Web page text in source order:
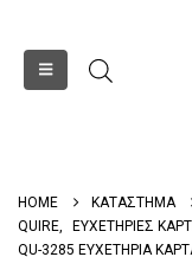
HOME
ΚΑΤΑΣΤΗΜΑ
QUIRE
ΕΥΧΕΤΗΡΙΕΣ
QU-3285 ΕΥΧΕΤΗΡΙΑ